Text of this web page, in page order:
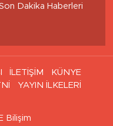
Dakika Haberleri
İLETİŞİM
KÜNYE
YAYIN İLKELERİ
Bilişim